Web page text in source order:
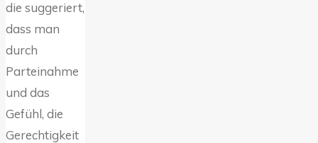
die suggeriert,
dass man
durch
Parteinahme
und das
Gefühl, die
Gerechtigkeit